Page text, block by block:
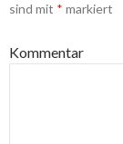
sind mit * markiert
Kommentar